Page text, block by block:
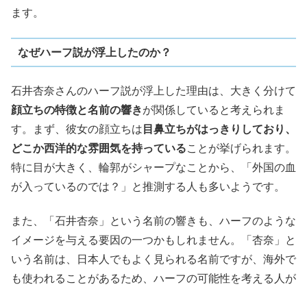
ます。
なぜハーフ説が浮上したのか？
石井杏奈さんのハーフ説が浮上した理由は、大きく分けて
顔立ちの特徴と名前の響きが関係していると考えられま
す。まず、彼女の顔立ちは 目鼻立ちがはっきりしており、
どこか西洋的な雰囲気を持っていることが挙げられます。
特に目が大きく、輪郭がシャープなことから、「外国の血
が入っているのでは？」と推測する人も多いようです。
また、「石井杏奈」という名前の響きも、ハーフのような
イメージを与える要因の一つかもしれません。「杏奈」と
いう名前は、日本人でもよく見られる名前ですが、海外で
も使われることがあるため、ハーフの可能性を考える人が